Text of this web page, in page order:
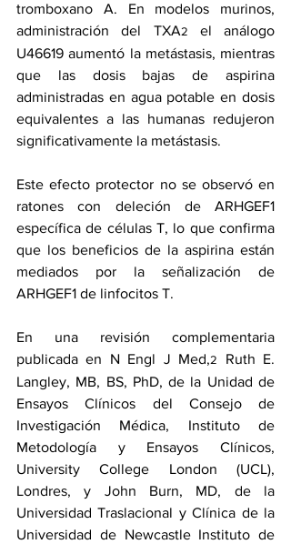
tromboxano A. En modelos murinos,
administración del TXA2 el análogo
U46619 aumentó la metástasis, mientras
que las dosis bajas de aspirina
administradas en agua potable en dosis
equivalentes a las humanas redujeron
significativamente la metástasis.
Este efecto protector no se observó en
ratones con deleción de ARHGEF1
específica de células T, lo que confirma
que los beneficios de la aspirina están
mediados por la señalización de
ARHGEF1 de linfocitos T.
En una revisión complementaria
publicada en N Engl J Med,2
Ruth E.
Langley, MB, BS, PhD, de la Unidad de
Ensayos Clínicos del Consejo de
Investigación Médica, Instituto de
Metodología y Ensayos Clínicos,
University College London (UCL),
Londres, y John Burn, MD, de la
Universidad Traslacional y Clínica de la
Universidad de Newcastle Instituto de